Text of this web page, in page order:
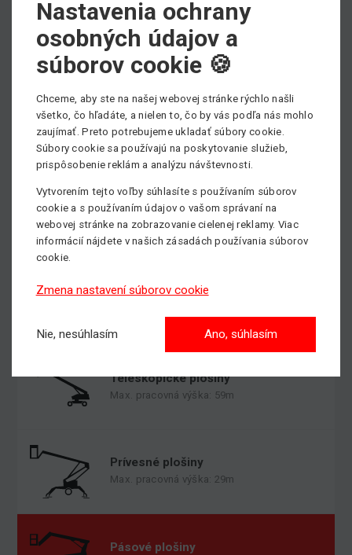
Výber kategórie strojov
Nožnicové plošiny
Max. pracovná výška: 18m
Kĺbové plošiny
Max. pracovná výška: 43m
Stĺpové plošiny
Teleskopické plošiny
Max. pracovná výška: 59m
Prívesné plošiny
Max. pracovná výška: 29m
Pásové plošiny
Nastavenia ochrany
osobných údajov a
súborov cookie 🍪
Chceme, aby ste na našej webovej stránke rýchlo našli
všetko, čo hľadáte, a nielen to, čo by vás podľa nás mohlo
zaujímať. Preto potrebujeme ukladať súbory cookie.
Súbory cookie sa používajú na poskytovanie služieb,
prispôsobenie reklám a analýzu návštevnosti.
Vytvorením tejto voľby súhlasíte s používaním súborov
cookie a s používaním údajov o vašom správaní na
webovej stránke na zobrazovanie cielenej reklamy. Viac
informácií nájdete v našich zásadách používania súborov
cookie.
Zmena nastavení súborov cookie
Nie, nesúhlasím Ano, súhlasím